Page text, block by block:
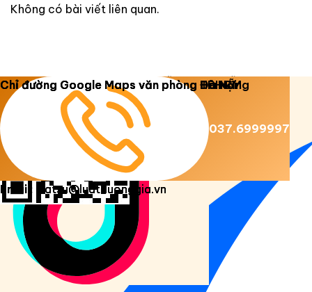
Không có bài viết liên quan.
Copyright 2026 © Luật Dương Gia